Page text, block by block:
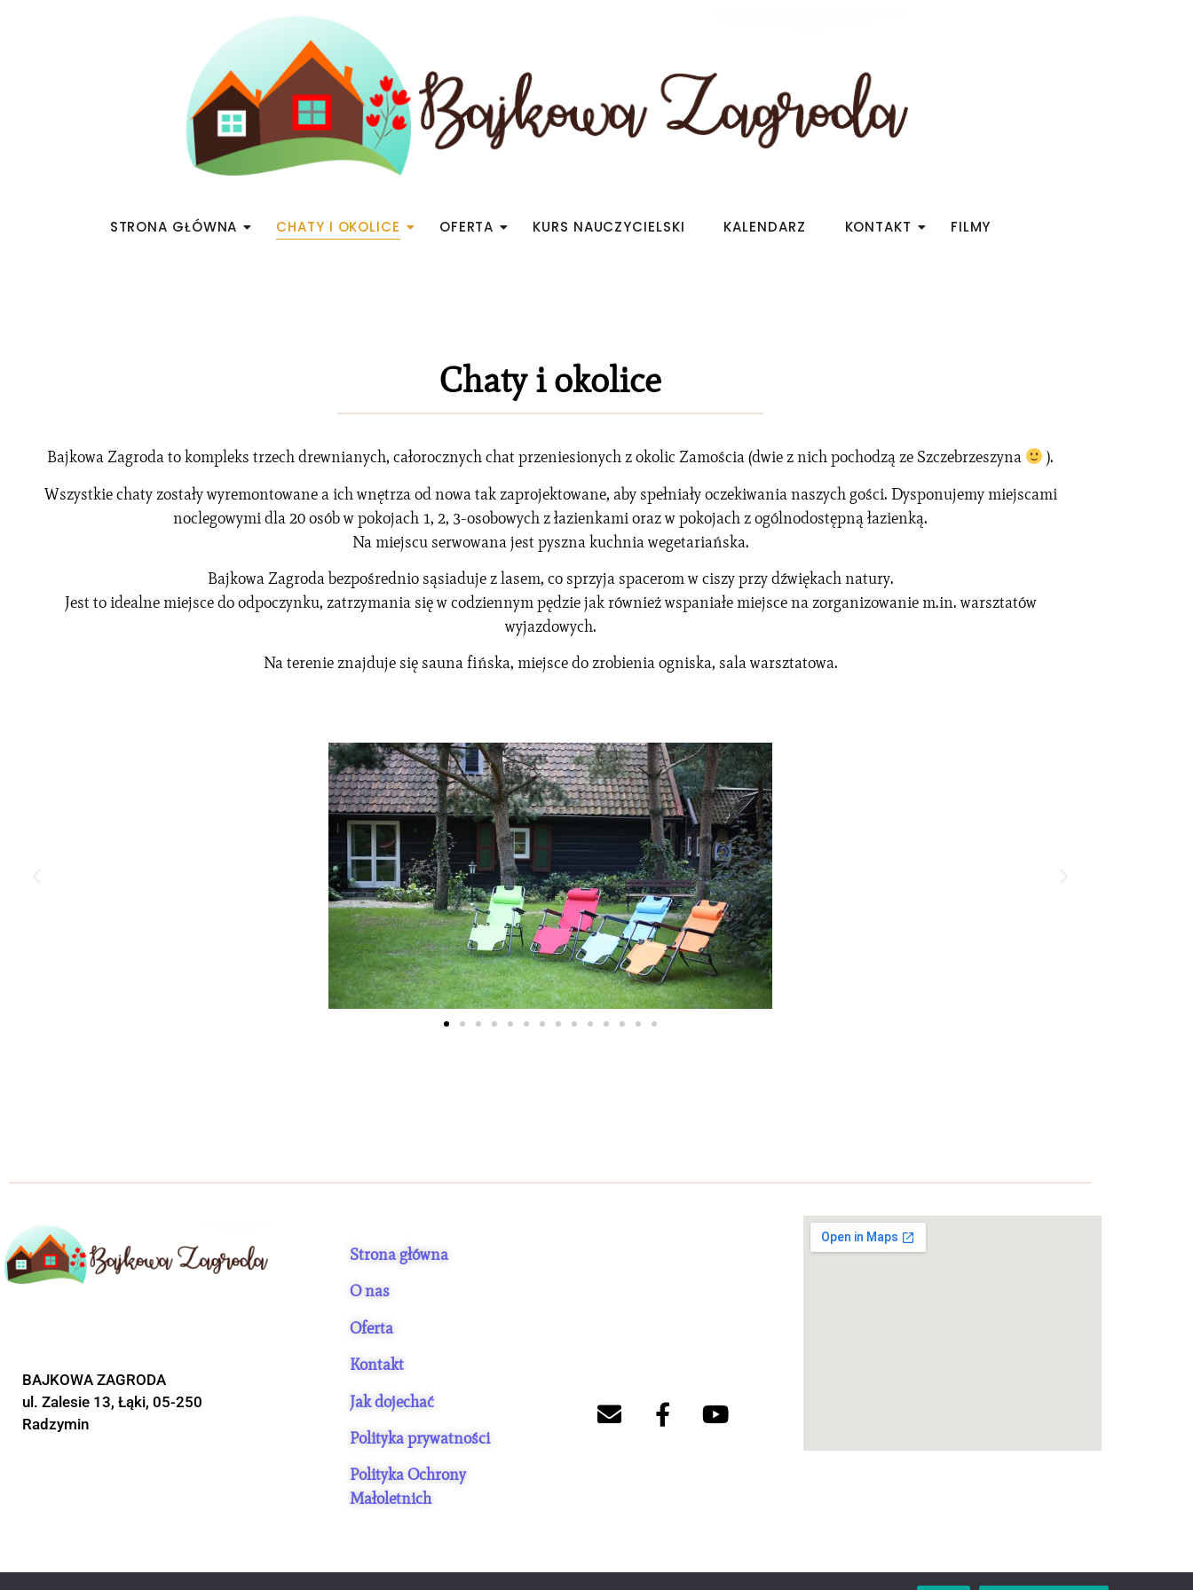
STRONA GŁÓWNA CHATY I OKOLICE OFERTA KURS NAUCZYCIELSKI KALENDARZ KONTAKT FILMY
Chaty i okolice
Bajkowa Zagroda to kompleks trzech drewnianych, całorocznych chat przeniesionych z okolic Zamościa (dwie z nich pochodzą ze Szczebrzeszyna
).
Wszystkie chaty zostały wyremontowane a ich wnętrza od nowa tak zaprojektowane, aby spełniały oczekiwania naszych gości. Dysponujemy miejscami
noclegowymi dla 20 osób w pokojach 1, 2, 3-osobowych z łazienkami oraz w pokojach z ogólnodostępną łazienką.
Na miejscu serwowana jest pyszna kuchnia wegetariańska.
Bajkowa Zagroda bezpośrednio sąsiaduje z lasem, co sprzyja spacerom w ciszy przy dźwiękach natury.
Jest to idealne miejsce do odpoczynku, zatrzymania się w codziennym pędzie jak również wspaniałe miejsce na zorganizowanie m.in. warsztatów
wyjazdowych.
Na terenie znajduje się sauna fińska, miejsce do zrobienia ogniska, sala warsztatowa.
BAJKOWA ZAGRODA
ul. Zalesie 13, Łąki, 05-250
Radzymin
Strona główna
O nas
Oferta
Kontakt
Jak dojechać
Polityka prywatności
Polityka Ochrony
Małoletnich